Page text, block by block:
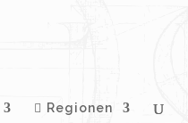
Regionen